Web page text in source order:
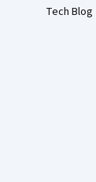
Tech Blog